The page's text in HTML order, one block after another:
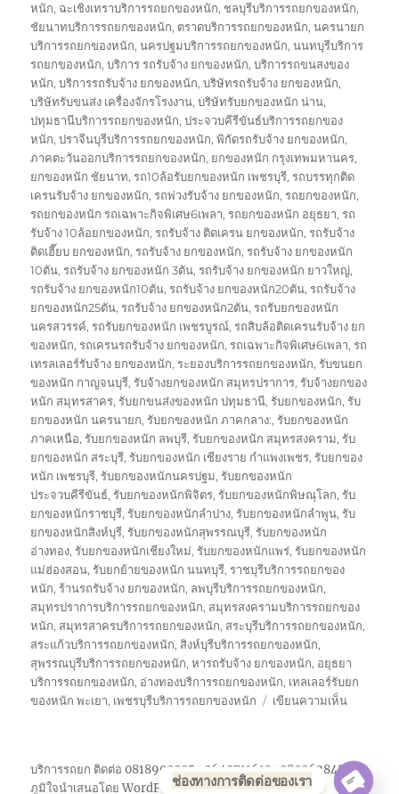
หนัก, ฉะเชิงเทราบริการรถยกของหนัก, ชลบุรีบริการรถยกของหนัก,
ชัยนาทบริการรถยกของหนัก, ตราดบริการรถยกของหนัก,นครนายก
บริการรถยกของหนัก,นครปฐมบริการรถยกของหนัก,นนทบุรีบริการ
รถยกของหนัก,บริการ รถรับจ้าง ยกของหนัก,บริการรถขนสงของ
หนัก,บริการรถรับจ้าง ยกของหนัก,บริษัทรถรับจ้าง ยกของหนัก,
บริษัทรับขนส่ง เครื่องจักรโรงงาน,บริษัทรับยกของหนัก น่าน,
ปทุมธานีบริการรถยกของหนัก,ประจวบคีรีขันธ์บริการรถยกของ
หนัก,ปราจีนบุรีบริการรถยกของหนัก,พิกัดรถรับจ้าง ยกของหนัก,
ภาคตะวันออกบริการรถยกของหนัก, ยกของหนัก กรุงเทพมหานคร,
ยกของหนัก ชัยนาท,รถ10ล้อรับยกของหนัก เพชรบุรี,รถบรรทุกติด
เครนรับจ้าง ยกของหนัก,รถพ่วงรับจ้าง ยกของหนัก,รถยกของหนัก,
รถยกของหนัก รถเฉพาะกิจพิเศษ6เพลา,รถยกของหนัก อยุธยา,รถ
รับจ้าง 10ล้อยกของหนัก,รถรับจ้าง ติดเครน ยกของหนัก,รถรับจ้าง
ติดเฮี๊ยบ ยกของหนัก,รถรับจ้าง ยกของหนัก,รถรับจ้าง ยกของหนัก
10ตัน,รถรับจ้าง ยกของหนัก 3ตัน,รถรับจ้าง ยกของหนัก ยาวใหญ่,
รถรับจ้าง ยกของหนัก10ตัน,รถรับจ้าง ยกของหนัก20ตัน,รถรับจ้าง
ยกของหนัก25ตัน,รถรับจ้าง ยกของหนัก2ตัน,รถรับยกของหนัก
นครสวรรค์,รถรับยกของหนัก เพชรบูรณ์,รถสิบล้อติดเครนรับจ้าง ยก
ของหนัก,รถเครนรถรับจ้าง ยกของหนัก,รถเฉพาะกิจพิเศษ6เพลา,รถ
เทรลเลอร์รับจ้าง ยกของหนัก,ระยองบริการรถยกของหนัก,รับขนยก
ของหนัก กาญจนบุรี,รับจ้างยกของหนัก สมุทรปราการ,รับจ้างยกของ
หนัก สมุทรสาคร,รับยกขนส่งของหนัก ปทุมธานี,รับยกของหนัก,รับ
ยกของหนัก นครนายก,รับยกของหนัก ภาคกลาง:,รับยกของหนัก
ภาคเหนือ,รับยกของหนัก ลพบุรี,รับยกของหนัก สมุทรสงคราม,รับ
ยกของหนัก สระบุรี,รับยกของหนัก เชียงราย กำแพงเพชร,รับยกของ
หนัก เพชรบุรี,รับยกของหนักนครปฐม,รับยกของหนัก
ประจวบคีรีขันธ์,รับยกของหนักพิจิตร,รับยกของหนักพิษณุโลก,รับ
ยกของหนักราชบุรี,รับยกของหนักลำปาง,รับยกของหนักลำพูน,รับ
ยกของหนักสิงห์บุรี,รับยกของหนักสุพรรณบุรี,รับยกของหนัก
อ่างทอง,รับยกของหนักเชียงใหม่,รับยกของหนักแพร่,รับยกของหนัก
แม่ฮ่องสอน,รับยกย้ายของหนัก นนทบุรี,ราชบุรีบริการรถยกของ
หนัก,ร้านรถรับจ้าง ยกของหนัก, ลพบุรีบริการรถยกของหนัก,
สมุทรปราการบริการรถยกของหนัก, สมุทรสงครามบริการรถยกของ
หนัก, สมุทรสาครบริการรถยกของหนัก, สระบุรีบริการรถยกของหนัก,
สระแก้วบริการรถยกของหนัก, สิงห์บุรีบริการรถยกของหนัก,
สุพรรณบุรีบริการรถยกของหนัก,หารถรับจ้าง ยกของหนัก, อยุธยา
บริการรถยกของหนัก, อ่างทองบริการรถยกของหนัก, เทลเลอร์รับยก
ของหนัก พะเยา, เพชรบุรีบริการรถยกของหนัก เขียนความเห็นบน
ของ
บริการรถยก ติดต่อ 0818900005 , 0640711613 , 0800628488
ภูมิใจนำเสนอโดย WordPressช่องทางการติดต่อของเรา